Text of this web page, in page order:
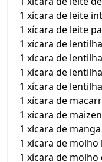
1 xícara de leite
1 xícara de leite
1 xícara de
1 xícara de
1 xícara de
1 xícara de
1 xícara de
1 xícara de
1 xícara de
1 xícara de
1 xícara de